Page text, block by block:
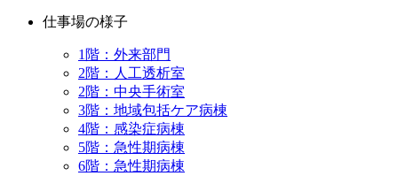
仕事場の様子
1階：外来部門
2階：人工透析室
2階：中央手術室
3階：地域包括ケア病棟
4階：感染症病棟
5階：急性期病棟
6階：急性期病棟